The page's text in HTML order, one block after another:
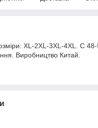
XL-2XL-3XL-4XL. С
Виробництво Китай.